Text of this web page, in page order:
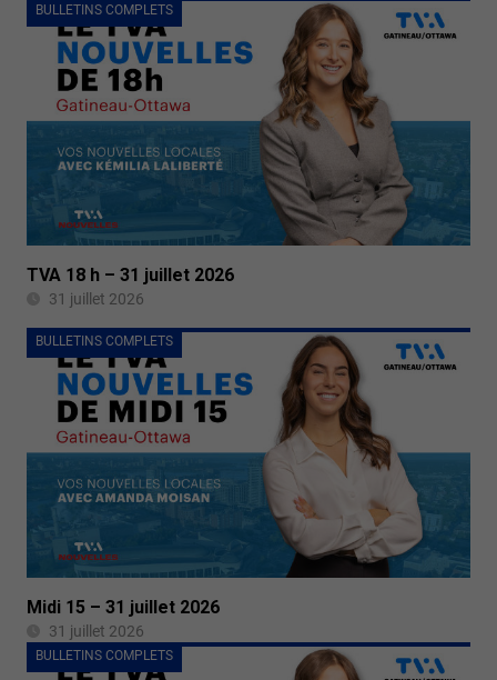
BULLETINS COMPLETS
TVA 18 h – 31 juillet 2026
31 juillet 2026
BULLETINS COMPLETS
Midi 15 – 31 juillet 2026
31 juillet 2026
BULLETINS COMPLETS